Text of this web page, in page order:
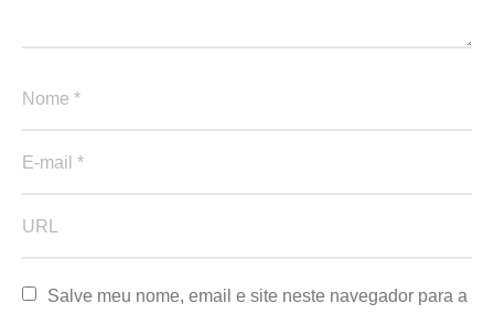
Salve meu nome, email e site neste navegador para a